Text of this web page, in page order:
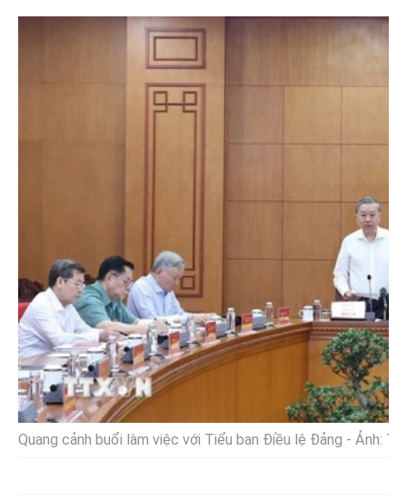
Quang cảnh buổi làm việc với Tiểu ban Điều lệ Đảng - Ảnh: